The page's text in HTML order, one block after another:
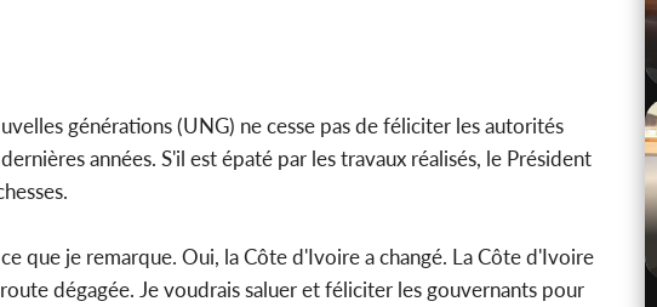
générations (UNG) ne cesse pas de féliciter les autorités
années. S'il est épaté par les travaux réalisés, le Président
que je remarque. Oui, la Côte d'Ivoire a changé. La Côte d'Ivoire
dégagée. Je voudrais saluer et féliciter les gouvernants pour
conseiller de Soro a recou...
Amadou Oury Bah admire le
Côte d'Ivoire : 23 milliards
métro d'Abidjan et l...